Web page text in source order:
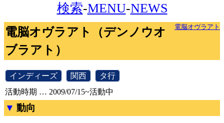
検索-MENU-NEWS
電脳オヴラアト
電脳オヴラアト（デンノウオ
ブラアト）
インディーズ 関西 タ行
活動時期 … 2009/07/15~活動中
動向